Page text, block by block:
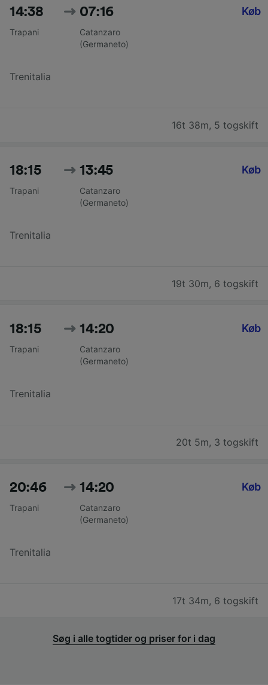
14:38
Trapani
07:16
Catanzaro
(Germaneto)
Trenitalia
Køb
16t 38m, 5 togskift
18:15
Trapani
13:45
Catanzaro
(Germaneto)
Trenitalia
Køb
19t 30m, 6 togskift
18:15
Trapani
14:20
Catanzaro
(Germaneto)
Trenitalia
Køb
20t 5m, 3 togskift
20:46
Trapani
14:20
Catanzaro
(Germaneto)
Trenitalia
Køb
17t 34m, 6 togskift
Søg i alle togtider og priser for i dag